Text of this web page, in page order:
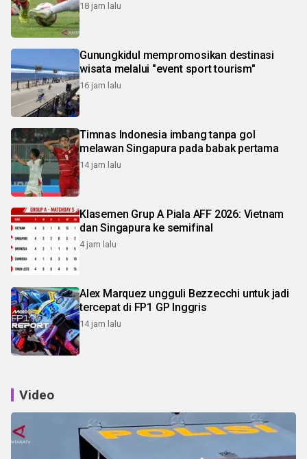
18 jam lalu
Gunungkidul mempromosikan destinasi
wisata melalui "event sport tourism"
16 jam lalu
Timnas Indonesia imbang tanpa gol
melawan Singapura pada babak pertama
14 jam lalu
Klasemen Grup A Piala AFF 2026: Vietnam
dan Singapura ke semifinal
4 jam lalu
Alex Marquez ungguli Bezzecchi untuk jadi
tercepat di FP1 GP Inggris
14 jam lalu
Video